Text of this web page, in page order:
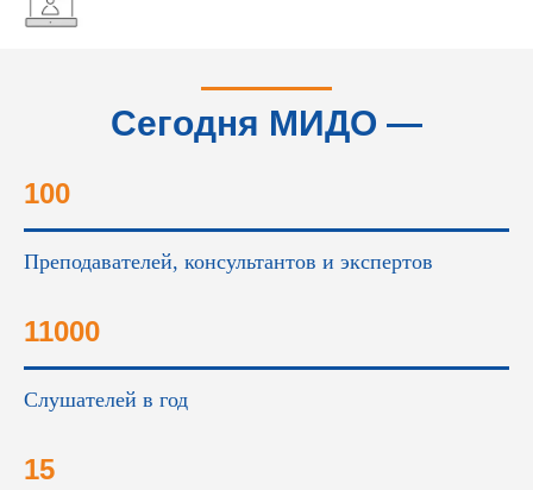
Сегодня МИДО —
100
Преподавателей, консультантов и экспертов
11000
Слушателей в год
15